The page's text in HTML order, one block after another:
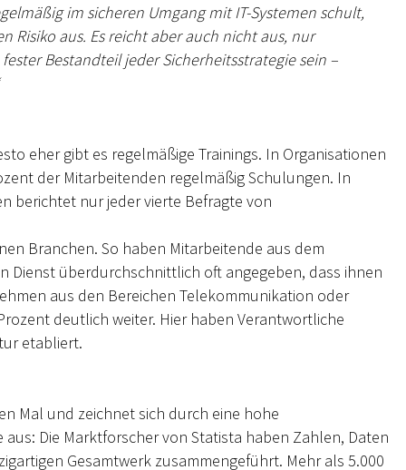
im sicheren Umgang mit IT-Systemen schult,
Risiko aus. Es reicht aber auch nicht aus, nur
Bestandteil jeder Sicherheitsstrategie sein –
eher gibt es regelmäßige Trainings. In Organisationen
der Mitarbeitenden regelmäßig Schulungen. In
berichtet nur jeder vierte Befragte von
Branchen. So haben Mitarbeitende aus dem
Dienst überdurchschnittlich oft angegeben, dass ihnen
aus den Bereichen Telekommunikation oder
deutlich weiter. Hier haben Verantwortliche
etabliert.
Mal und zeichnet sich durch eine hohe
Die Marktforscher von Statista haben Zahlen, Daten
Gesamtwerk zusammengeführt. Mehr als 5.000